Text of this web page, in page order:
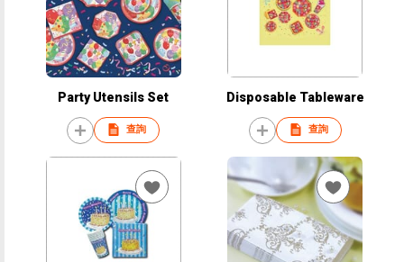
Party Utensils Set
查詢
Disposable Tableware
查詢